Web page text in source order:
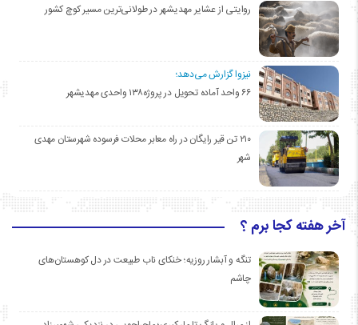
روایتی از عشایر مهدیشهر در طولانی‌ترین مسیر کوچ کشور
نیزوا گزارش می‌دهد؛
۶۶ واحد آماده تحویل در پروژه۱۳۸ واحدی مهدیشهر
۲۱۰ تن قیر رایگان در راه معابر محلات فرسوده شهرستان مهدی
شهر
آخر هفته کجا برم ؟
تنگه و آبشار روزیه؛ خنکای ناب طبیعت در دل کوهستان‌های
چاشم